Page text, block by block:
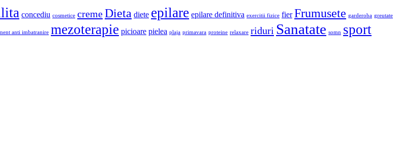
concediu cosmetice cremeDieta diete epilare epilare definitiva exercitii fizice fier Frumusete garderoba greutate
anti imbatranire mezoterapie picioare pielea plaja primavara proteine relaxare riduri Sanatate somn sport